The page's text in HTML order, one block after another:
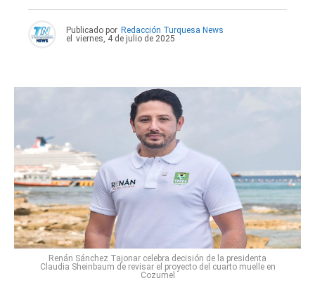
Publicado por Redacción Turquesa News
el viernes, 4 de julio de 2025
Renán Sánchez Tajonar celebra decisión de la presidenta
Claudia Sheinbaum de revisar el proyecto del cuarto muelle en
Cozumel